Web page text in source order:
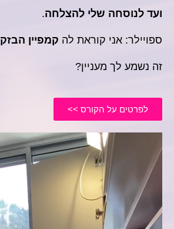
ועד לנוסחה שלי להצלחה.
ספויילר: אני קוראת לה קמפיין הבזק
זה נשמע לך מעניין?
לפרטים על הקורס >>